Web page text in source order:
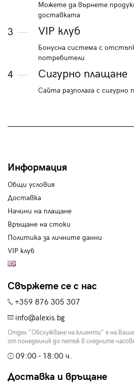
Можете да върнете
доставката
3 VIP клуб
Бонусна система с
потребители
4 Сигурно плащане
Сайта разполага с сигурно
Информация
Общи условия
Доставка
Начини на плащане
Връщане на стоки
Политика за личните данни
VIP клуб
Свържете се с нас
+359 876 305 307
info@alexis.bg
Отдел "Обслужване на клиенти" е на
от понеделник до петък в следните
09:00 - 18:00 ч.
Доставка и връщане